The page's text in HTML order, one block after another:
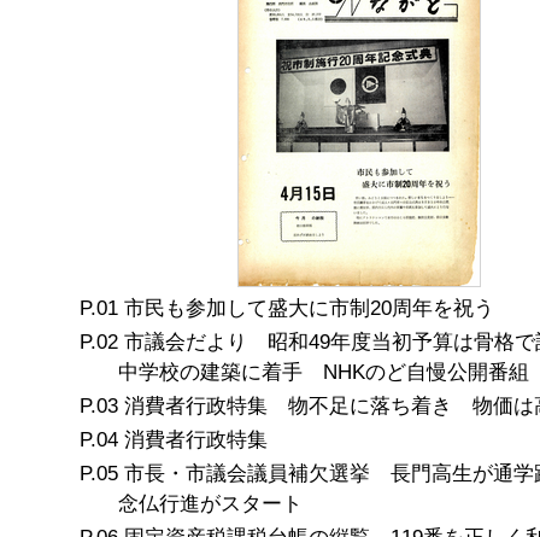
市民も参加して盛大に市制20周年を祝う
市議会だより 昭和49年度当初予算は骨格
中学校の建築に着手 NHKのど自慢公開番組
消費者行政特集 物不足に落ち着き 物価は
消費者行政特集
市長・市議会議員補欠選挙 長門高生が通
念仏行進がスタート